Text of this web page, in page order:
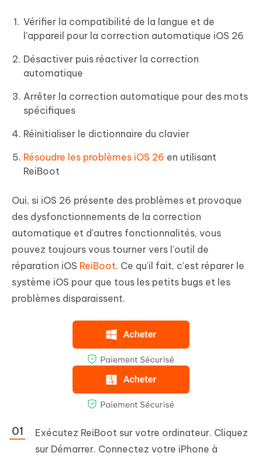
Vérifier la compatibilité de la langue et de
l'appareil pour la correction automatique iOS 26
Désactiver puis réactiver la correction
automatique
Arrêter la correction automatique pour des mots
spécifiques
Réinitialiser le dictionnaire du clavier
Résoudre les problèmes iOS 26 en utilisant
ReiBoot
Oui, si iOS 26 présente des problèmes et provoque
des dysfonctionnements de la correction
automatique et d'autres fonctionnalités, vous
pouvez toujours vous tourner vers l'outil de
réparation iOS ReiBoot. Ce qu'il fait, c'est réparer le
système iOS pour que tous les petits bugs et les
problèmes disparaissent.
Exécutez ReiBoot sur votre ordinateur. Cliquez
sur Démarrer. Connectez votre iPhone à